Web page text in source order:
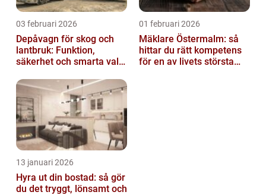
03 februari 2026
Depåvagn för skog och
lantbruk: Funktion,
säkerhet och smarta val
01 februari 2026
Mäklare Östermalm: så
hittar du rätt kompetens
för en av livets största
13 januari 2026
Hyra ut din bostad: så gör
du det tryggt, lönsamt och